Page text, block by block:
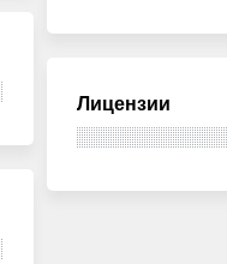
Лицензии